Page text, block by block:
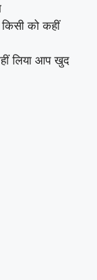
को कहीं
लिया आप खुद